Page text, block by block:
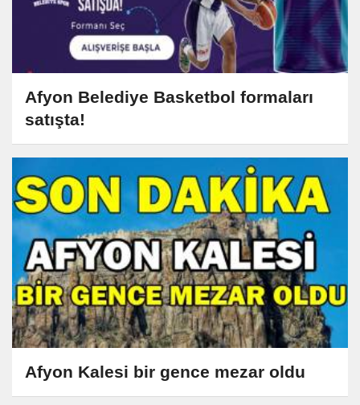
Afyon Belediye Basketbol formaları
satışta!
Afyon Kalesi bir gence mezar oldu